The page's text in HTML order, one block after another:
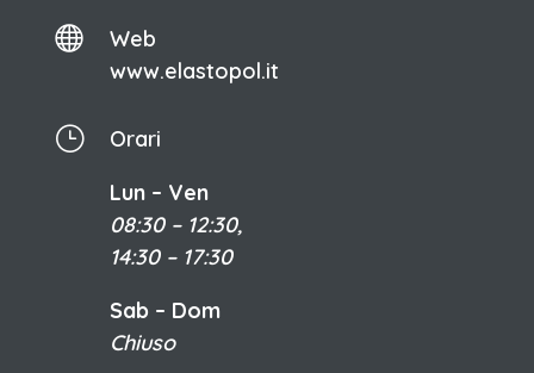

Web
www.elastopol.it
}
Orari
Lun – Ven
08:30 – 12:30,
14:30 – 17:30
Sab – Dom
Chiuso